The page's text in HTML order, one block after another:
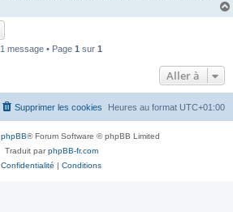
1 message • Page 1 sur 1
Aller à
Heures au format UTC+01:00
Supprimer les cookies
phpBB® Forum Software © phpBB Limited
Traduit parphpBB-fr.com
Confidentialité | Conditions